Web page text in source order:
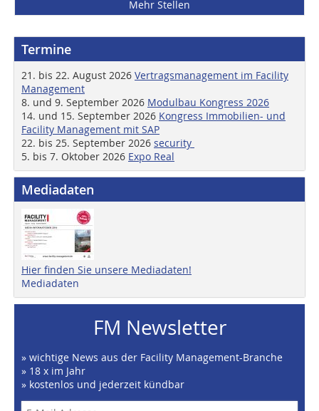
Mehr Stellen
Termine
21. bis 22. August 2026 Vertragsmanagement im Facility
Management
8. und 9. September 2026 Modulbau Kongress 2026
14. und 15. September 2026 Kongress Immobilien- und
Facility Management mit SAP
22. bis 25. September 2026 security
5. bis 7. Oktober 2026 Expo Real
Mediadaten
Hier finden Sie unsere Mediadaten!
Mediadaten
FM Newsletter
» wichtige News aus der Facility Management-Branche
» 18 x im Jahr
» kostenlos und jederzeit kündbar